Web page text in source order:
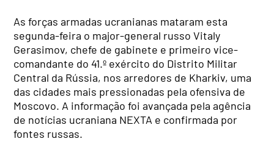
As forças armadas ucranianas mataram esta
segunda-feira o major-general russo Vitaly
Gerasimov, chefe de gabinete e primeiro vice-
comandante do 41.º exército do Distrito Militar
Central da Rússia, nos arredores de Kharkiv, uma
das cidades mais pressionadas pela ofensiva de
Moscovo. A informação foi avançada pela agência
de notícias ucraniana NEXTA e confirmada por
fontes russas.